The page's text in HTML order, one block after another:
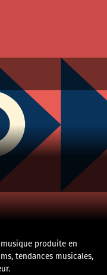
produite en
tendances musicales,